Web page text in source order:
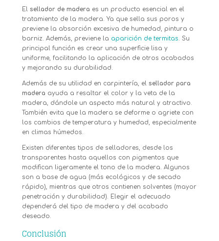
El sellador de madera es un producto esencial en el
tratamiento de la madera. Ya que sella sus poros y
previene la absorción excesiva de humedad, pintura o
barniz. Además, previene la aparición de termitas . Su
principal función es crear una superficie lisa y
uniforme, facilitando la aplicación de otros acabados
y mejorando su durabilidad.
Además de su utilidad en carpintería, el sellador para
madera ayuda a resaltar el color y la veta de la
madera, dándole un aspecto más natural y atractivo.
También evita que la madera se deforme o agriete con
los cambios de temperatura y humedad, especialmente
en climas húmedos.
Existen diferentes tipos de selladores, desde los
transparentes hasta aquellos con pigmentos que
modifican ligeramente el tono de la madera. Algunos
son a base de agua (más ecológicos y de secado
rápido), mientras que otros contienen solventes (mayor
penetración y durabilidad). Elegir el adecuado
dependerá del tipo de madera y del acabado
deseado.
Conclusión